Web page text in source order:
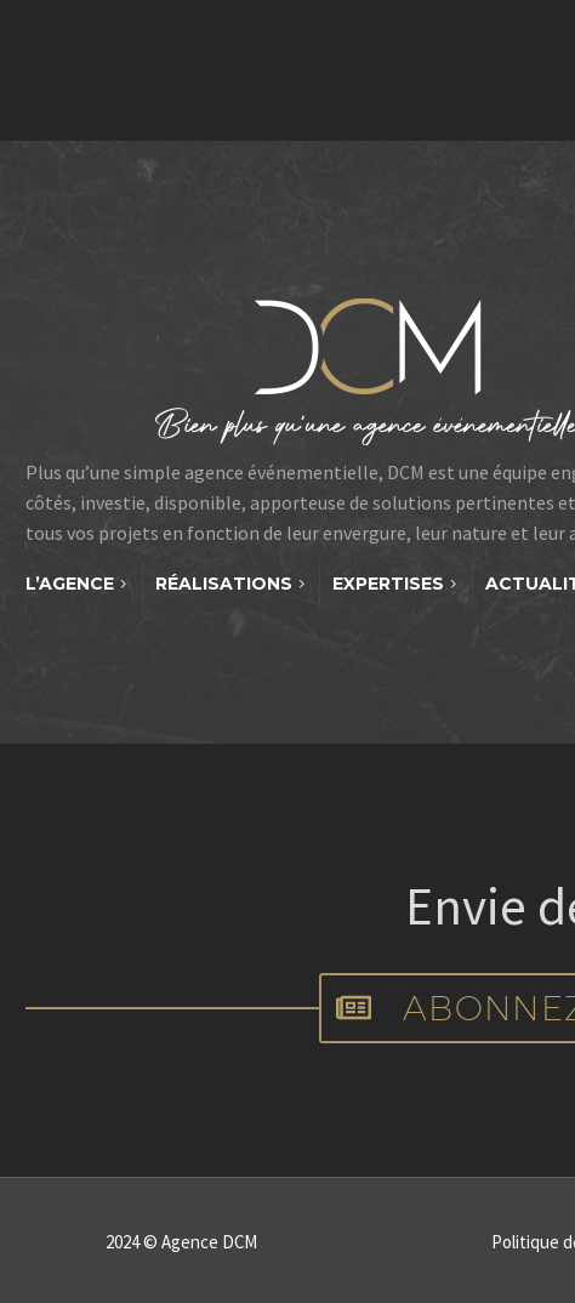
Plus qu’une simple agence événementielle, DCM est une équipe
côtés, investie, disponible, apporteuse de solutions pertinentes
tous vos projets en fonction de leur envergure, leur nature et leur
L’AGENCE RÉALISATIONS EXPERTISES
Envie
Politique
2024 © Agence DCM